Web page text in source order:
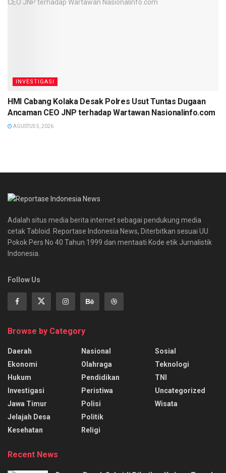
INVESTIGASI
HMI Cabang Kolaka Desak Polres Usut Tuntas Dugaan
Ancaman CEO JNP terhadap Wartawan Nasionalinfo.com
AGUSTUS 5, 2026
Adalah situs media berita internet sebagai pendukung media
cetak Tabloid. Reportase Indonesia News, Diterbitkan sesuai UU
Pokok Pers No 40 Tahun 1999 dan mentaati Kode etik Jurnalistik
Indonesia.
Follow Us
Browse by Category
Daerah
Ekonomi
Hukum
Investigasi
Jawa Timur
Jelajah Desa
Kesehatan
Nasional
Olahraga
Pendidikan
Peristiwa
Polisi
Politik
Religi
Sosial
Teknologi
TNI
Uncategorized
Wisata
Recent News